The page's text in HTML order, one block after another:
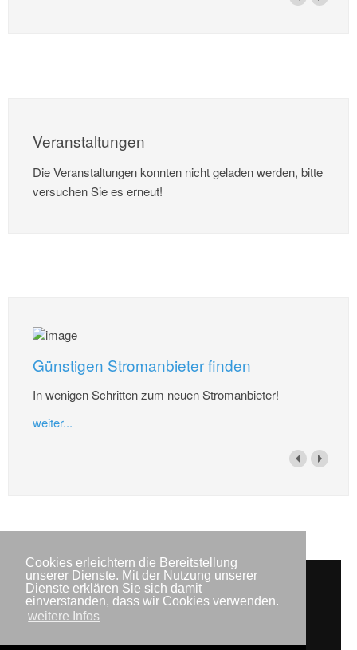
Cookies erleichtern die Bereitstellung
unserer Dienste. Mit der Nutzung unserer
Dienste erklären Sie sich damit
einverstanden, dass wir Cookies verwenden.
weitere Infos
Veranstaltungen
Die Veranstaltungen konnten nicht geladen werden, bitte
versuchen Sie es erneut!
Günstigen Stromanbieter finden
In wenigen Schritten zum neuen Stromanbieter!
weiter...
Impressum
Datenschutzerklärung
Kontakt